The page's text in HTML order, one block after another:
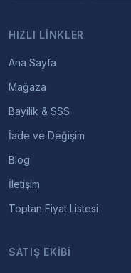
HIZLI LINKLER
Ana Sayfa
Mağaza
Bayilik & SSS
İade ve Değişim
Blog
İletişim
Toptan Fiyat Listesi
SATIŞ EKIBI